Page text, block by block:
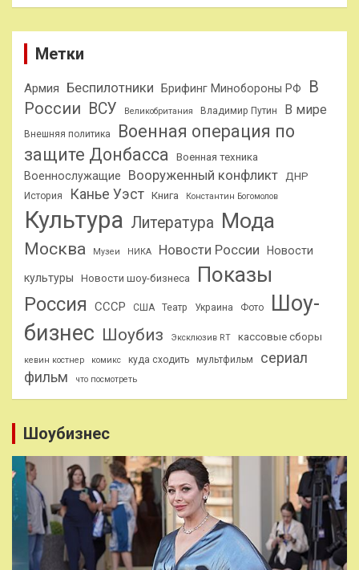
Метки
Армия Беспилотники Брифинг Минобороны РФ
В
России ВСУ Великобритания Владимир Путин В мире
Внешняя политика
Военная операция по
защите Донбасса
Военная техника
Военнослужащие Вооруженный конфликт ДНР
История Канье Уэст Книга Константин Богомолов
Культура Литература Мода
Москва Музеи НИКА Новости России Новости
культуры Новости шоу-бизнеса Показы
Россия СССР США Театр Украина Фото
Шоу-
бизнес Шоубиз Эксклюзив RT кассовые сборы
кевин костнер комикс куда сходить мультфильм
сериал
фильм
что посмотреть
Шоубизнес